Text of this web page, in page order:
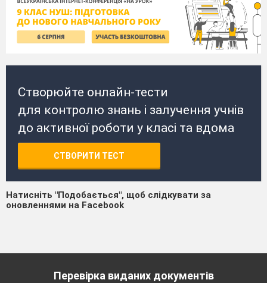
Створюйте онлайн-тести
для контролю знань і залучення учнів
до активної роботи у класі та вдома
СТВОРИТИ ТЕСТ
Натисніть "Подобається", щоб слідкувати за
оновленнями на Facebook
Перевірка виданих документів